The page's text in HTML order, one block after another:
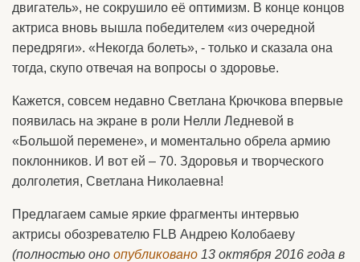
двигатель», не сокрушило её оптимизм. В конце концов
актриса вновь вышла победителем «из очередной
передряги». «Некогда болеть», - только и сказала она
тогда, скупо отвечая на вопросы о здоровье.
Кажется, совсем недавно Светлана Крючкова впервые
появилась на экране в роли Нелли Ледневой в
«Большой перемене», и моментально обрела армию
поклонников. И вот ей – 70. Здоровья и творческого
долголетия, Светлана Николаевна!
Предлагаем самые яркие фрагменты интервью
актрисы обозревателю FLB Андрею Колобаеву
(полностью оно опубликовано 13 октября 2016 года в